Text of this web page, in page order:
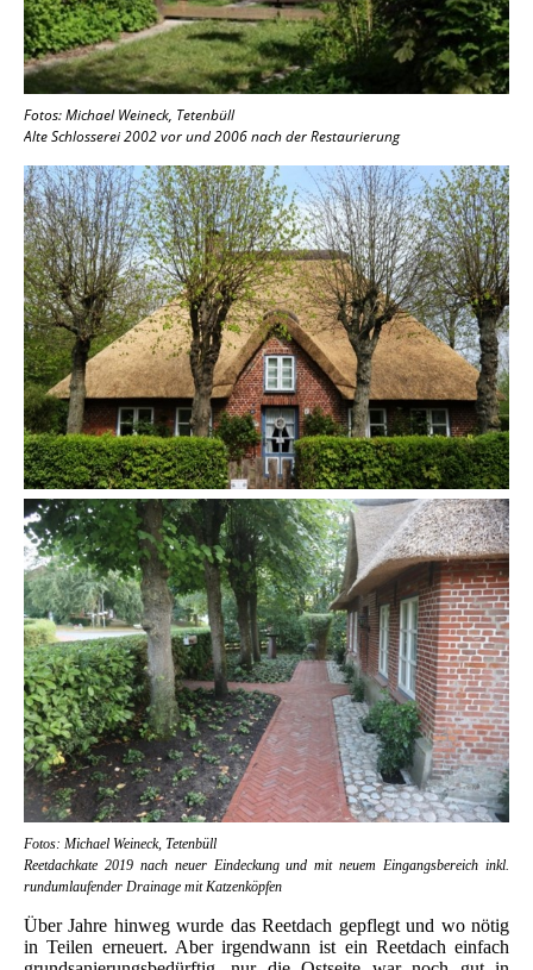
Fotos: Michael Weineck, Tetenbüll
Alte Schlosserei 2002 vor und 2006 nach der Restaurierung
Fotos: Michael Weineck, Tetenbüll
Reetdachkate 2019 nach neuer Eindeckung und mit neuem Eingangsbereich inkl.
rundumlaufender Drainage mit Katzenköpfen
Über Jahre hinweg wurde das Reetdach gepflegt und wo nötig
in Teilen erneuert. Aber irgendwann ist ein Reetdach einfach